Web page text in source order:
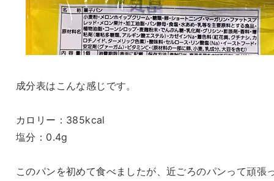
成分表はこんな感じです。
カロリー：385kcal
塩分：0.4g
このパンを初めて食べましたが、近ごろのパンって頑張